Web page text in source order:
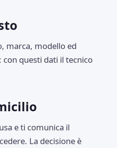
marca, modello ed
questi dati il tecnico
e ti comunica il
La decisione è